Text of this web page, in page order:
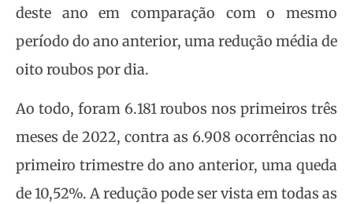
deste ano em comparação com o mesmo
período do ano anterior, uma redução média de
oito roubos por dia.
Ao todo, foram 6.181 roubos nos primeiros três
meses de 2022, contra as 6.908 ocorrências no
primeiro trimestre do ano anterior, uma queda
de 10,52%. A redução pode ser vista em todas as